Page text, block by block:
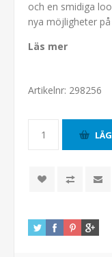
och en smidiga
nya möjligheter på
Läs mer
Artikelnr: 298256